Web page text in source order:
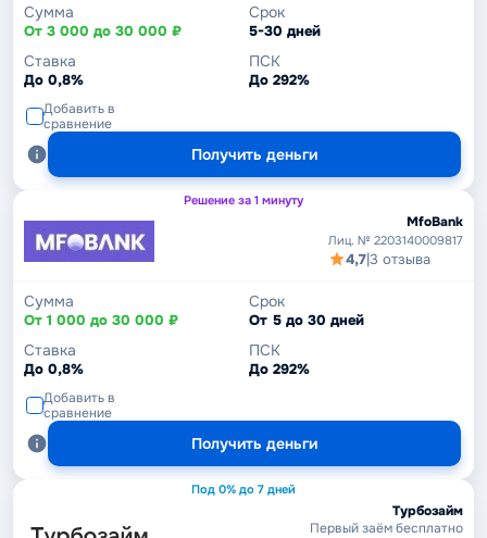
Сумма
От 3 000 до 30 000 ₽
Срок
5-30 дней
Ставка
До 0,8%
ПСК
До 292%
Добавить в
сравнение
Получить деньги
Решение за 1 минуту
MfoBank
Лиц. № 2203140009817
4,7|3 отзыва
Сумма
От 1 000 до 30 000 ₽
Срок
От 5 до 30 дней
Ставка
До 0,8%
ПСК
До 292%
Добавить в
сравнение
Получить деньги
Под 0% до 7 дней
Турбозайм
Первый заём бесплатно